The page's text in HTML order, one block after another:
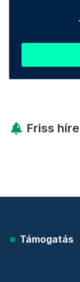
Friss
Támogatás